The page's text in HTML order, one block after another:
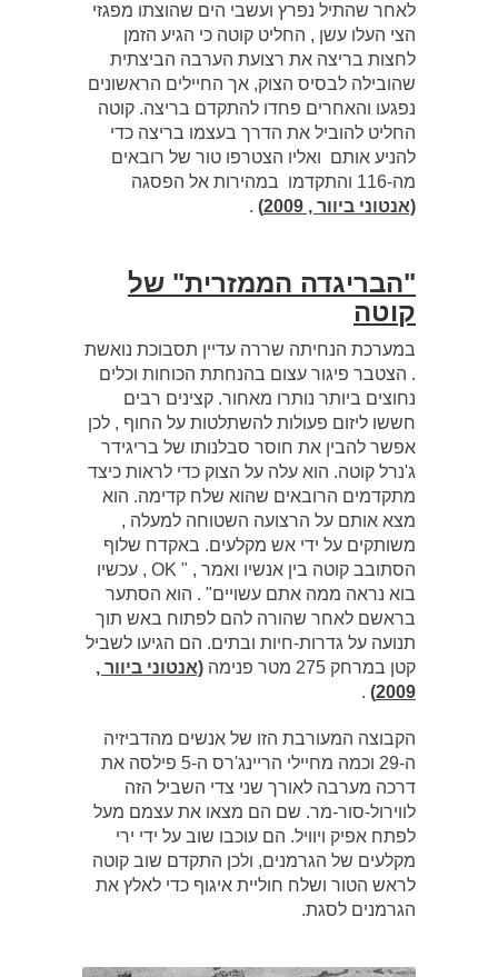
לאחר שהתיל נפרץ ועשבי הים שהוצתו מפגזי
הצי העלו עשן , החליט קוטה כי הגיע הזמן
לחצות בריצה את רצועת הערבה הביצתית
שהובילה לבסיס הצוק, אך החיילים הראשונים
נפגעו והאחרים פחדו להתקדם בריצה. קוטה
החליט להוביל את הדרך בעצמו בריצה כדי
להניע אותם ואליו הצטרפו טור של רובאים
מה-116 והתקדמו במהירות אל הפסגה
(אנטוני ביוור , 2009)
.
"הבריגדה הממזרית" של
קוטה
במערכת הנחיתה שררה עדיין תסבוכת נואשת
. הצטבר פיגור עצום בהנחתת הכוחות וכלים
נחוצים ביותר נותרו מאחור. קצינים רבים
חששו ליזום פעולות להשתלטות על החוף , לכן
אפשר להבין את חוסר סבלנותו של בריגידר
ג'נרל קוטה. הוא עלה על הצוק כדי לראות כיצד
מתקדמים הרובאים שהוא שלח קדימה. הוא
מצא אותם על הרצועה השטוחה למעלה ,
משותקים על ידי אש מקלעים. באקדח שלוף
הסתובב קוטה בין אנשיו ואמר , " OK , עכשיו
בוא נראה ממה אתם עשויים" . הוא הסתער
בראשם לאחר שהורה להם לפתוח באש תוך
תנועה על גדרות-חיות ובתים. הם הגיעו לשביל
קטן במרחק 275 מטר פנימה
(אנטוני ביוור ,
2009)
.
הקבוצה המעורבת הזו של אנשים מהדביזיה
ה-29 וכמה מחיילי הריינג'רס ה-5 פילסה את
דרכה מערבה לאורך שני צדי השביל הזה
לווירול-סור-מר. שם הם מצאו את עצמם מעל
לפתח אפיק ויוויל. הם עוכבו שוב על ידי ירי
מקלעים של הגרמנים, ולכן התקדם שוב קוטה
לראש הטור ושלח חוליית איגוף כדי לאלץ את
הגרמנים לסגת.